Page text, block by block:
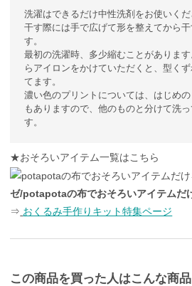
洗濯はできるだけ中性洗剤をお使いくだ
干す際には手で広げて形を整えてから
す。
最初の洗濯時、多少縮むことがありま
らアイロンをかけていただくと、型く
てます。
濃い色のプリントについては、はじめ
もありますので、他のものと分けて洗
す。
★おそろいアイテム一覧はこちら
ゼ/potapotaの布でおそろいアイテムだ
⇒ おくるみ手作りキット特集ページ
この商品を買った人はこんな商